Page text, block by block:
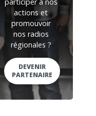
actions et
promouvoir
nos radios
régionales ?
DEVENIR
PARTENAIRE